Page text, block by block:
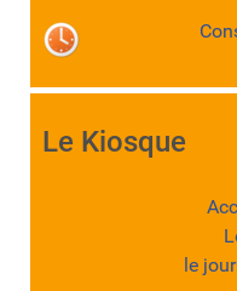
Le Kiosque
le